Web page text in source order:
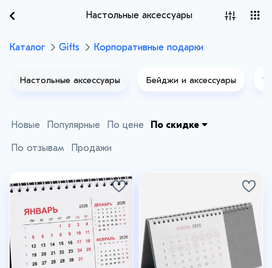
Настольные аксессуары
Каталог Gifts Корпоративные подарки
Настольные аксессуары Бейджи и аксессуары
Новые Популярные По цене По скидке
По отзывам Продажи